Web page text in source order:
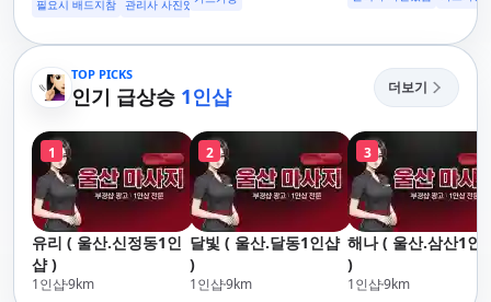
가능 해운대,사상,광안
지,민락,수영,동래,남
산,구서,연산,서면,재
송,센텀,송도,자갈치,하
동,마린시티,송정,기장,
정관,일광,망미,토곡,시
청,양정,초량,사직,온
천,미남,만덕,괴정,학
장,금사,서동,반여,반
송,명륜,남천,대연,문
현,부전,개금,가야,주
례,괘법,학장,강서,신
필요시 배드지참 관리사 사진있음
명지,민락,수영,동래
산,구서,연산,서면,재
송,센텀,송도,자갈치
단,다대포,범일,범천
동,마린시티,송정,기
정관,일광,망미,토곡
청,양정,초량,사직,온
천,미남,만덕,괴정,학
장,금사,서동,반여,반
송,명륜,남천,대연,문
현,부전,개금,가야,주
례,괘법,학장,강서,신
호,서구,암남
TOP PICKS
인기 급상승 1인샵 더보기
1
유리 ( 울산.신정동1인
샵 )
1인샵9km
2
달빛 ( 울산.달동1인샵
)
1인샵9km
3
해나 ( 울산.삼산1인
)
1인샵9km